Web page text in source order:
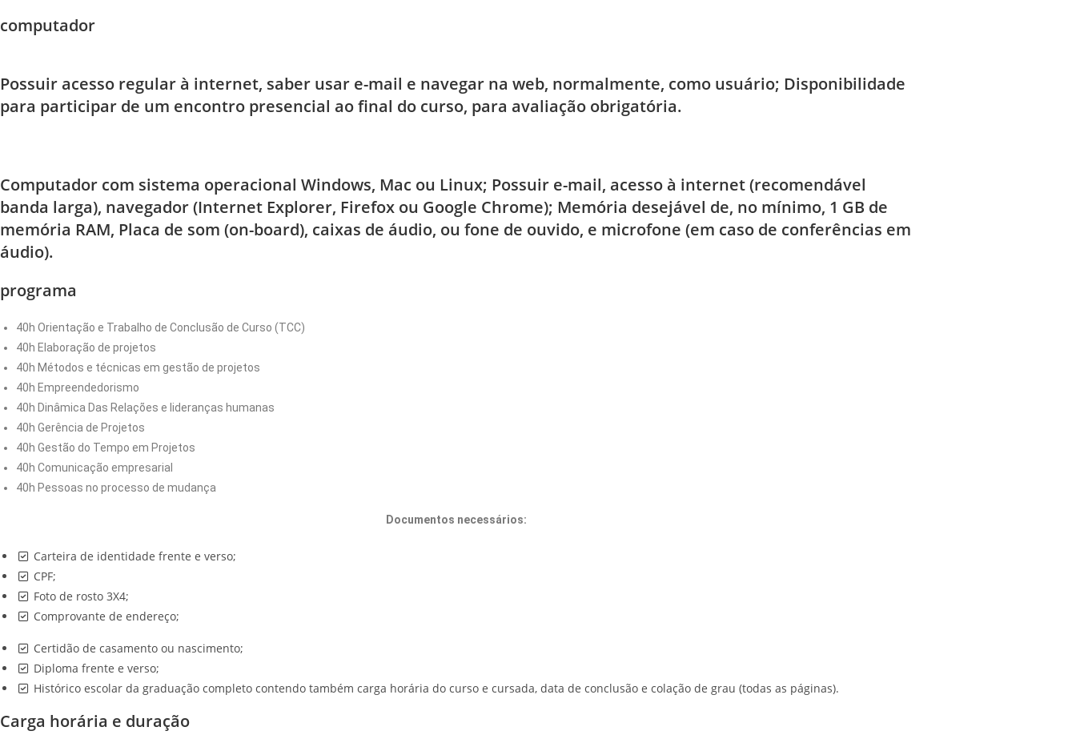
computador
Possuir acesso regular à internet, saber usar e-mail e navegar na web, normalmente, como usuário; Disponibilidade
para participar de um encontro presencial ao final do curso, para avaliação obrigatória.
Computador com sistema operacional Windows, Mac ou Linux; Possuir e-mail, acesso à internet (recomendável
banda larga), navegador (Internet Explorer, Firefox ou Google Chrome); Memória desejável de, no mínimo, 1 GB de
memória RAM, Placa de som (on-board), caixas de áudio, ou fone de ouvido, e microfone (em caso de conferências em
áudio).
programa
40h Orientação e Trabalho de Conclusão de Curso (TCC)
40h Elaboração de projetos
40h Métodos e técnicas em gestão de projetos
40h Empreendedorismo
40h Dinâmica Das Relações e lideranças humanas
40h Gerência de Projetos
40h Gestão do Tempo em Projetos
40h Comunicação empresarial
40h Pessoas no processo de mudança
Documentos necessários:
Carteira de identidade frente e verso;
CPF;
Foto de rosto 3X4;
Comprovante de endereço;
Certidão de casamento ou nascimento;
Diploma frente e verso;
Histórico escolar da graduação completo contendo também carga horária do curso e cursada, data de conclusão e colação de grau (todas as páginas).
Carga horária e duração